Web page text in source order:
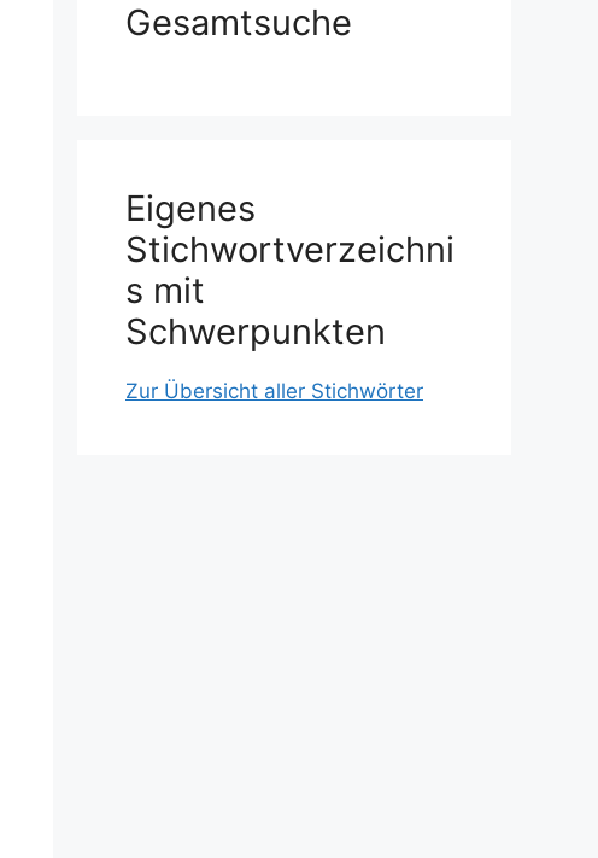
Gesamtsuche
Eigenes
Stichwortverzeichni
s mit
Schwerpunkten
Zur Übersicht aller Stichwörter